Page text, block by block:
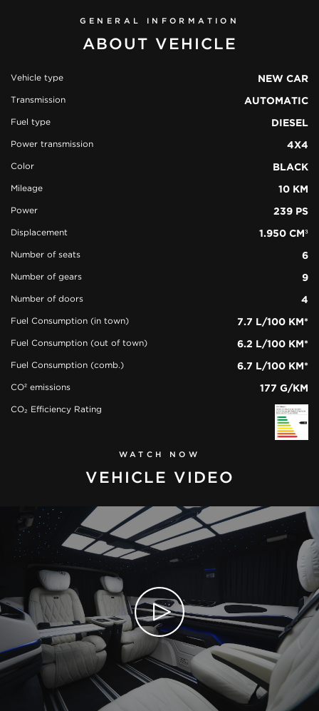
view all
GENERAL INFORMATION
ABOUT VEHICLE
Vehicle type NEW CAR
Transmission AUTOMATIC
Fuel type DIESEL
Power transmission 4X4
Color BLACK
Mileage 10 KM
Power 239 PS
Displacement 1.950 CM³
Number of seats 6
Number of gears 9
Number of doors 4
Fuel Consumption (in town) 7.7 L/100 KM*
Fuel Consumption (out of town) 6.2 L/100 KM*
Fuel Consumption (comb.) 6.7 L/100 KM*
CO² emissions 177 G/KM
CO₂ Efficiency Rating
WATCH NOW
VEHICLE VIDEO